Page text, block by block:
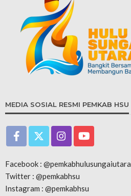
MEDIA SOSIAL RESMI PEMKAB HSU
Facebook : @pemkabhulusungaiutara
Twitter : @pemkabhsu
Instagram : @pemkabhsu